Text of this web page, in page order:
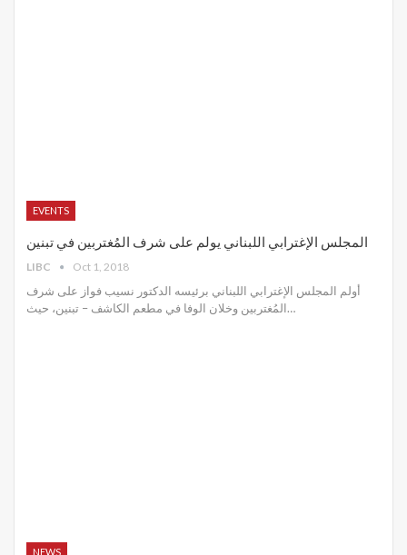
EVENTS
المجلس الإغترابي اللبناني يولم على شرف المُغتربين في تبنين
LIBC Oct 1, 2018
أولم المجلس الإغترابي اللبناني برئيسه الدكتور نسيب فواز على شرف
المُغتربين وخلان الوفا في مطعم الكاشف – تبنين، حيث…
NEWS